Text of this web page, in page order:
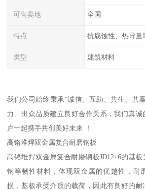
可售卖地 全国
特点
类型 建筑材料
我们公司始终秉承“诚信、互助、共生、共
力、出众品质建立良好合作关系，我们真
户一起携手共创美好未来 ！
高铬堆焊双金属复合耐磨钢板
高铬堆焊双金属复合耐磨钢板JD12+6的基
钢等韧性材料，体现双金属的优越性，耐
损，基板承受介质的载荷，因此有良好的